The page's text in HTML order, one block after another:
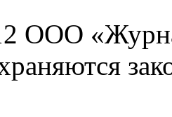
ООО